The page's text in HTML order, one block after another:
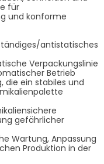
für
und konforme
antistatisches
Verpackungslinie
Betrieb
die ein stabiles und
gefährlicher
Wartung, Anpassung
Produktion in der